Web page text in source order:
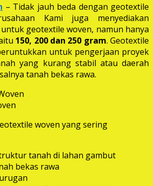
– Tidak jauh beda dengan geotextile
Kami juga menyediakan
geotextile woven, namun hanya
150, 200 dan 250 gram. Geotextile
untuk pengerjaan proyek
yang kurang stabil atau daerah
tanah bekas rawa.
woven yang sering
tanah di lahan gambut
bekas rawa